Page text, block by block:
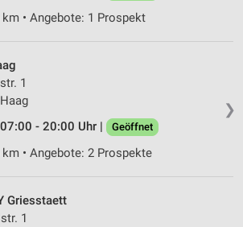
km • Angebote: 1 Prospekt
❯
1
- 20:00 Uhr |
Geöffnet
km • Angebote: 2 Prospekte
Griesstaett
1